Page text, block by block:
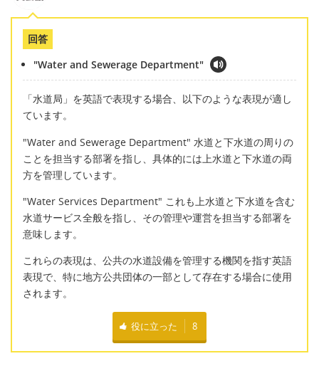
回答
"Water and Sewerage Department"
「水道局」を英語で表現する場合、以下のような表現が適し
ています。
"Water and Sewerage Department" 水道と下水道の周りの
ことを担当する部署を指し、具体的には上水道と下水道の両
方を管理しています。
"Water Services Department" これも上水道と下水道を含む
水道サービス全般を指し、その管理や運営を担当する部署を
意味します。
これらの表現は、公共の水道設備を管理する機関を指す英語
表現で、特に地方公共団体の一部として存在する場合に使用
されます。
役に立った 8